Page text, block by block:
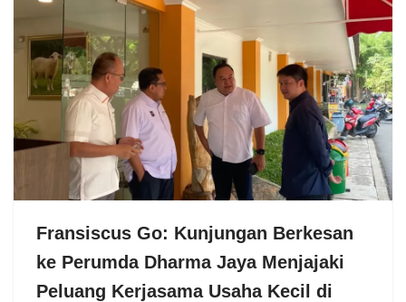
Fransiscus Go: Kunjungan Berkesan
ke Perumda Dharma Jaya Menjajaki
Peluang Kerjasama Usaha Kecil di